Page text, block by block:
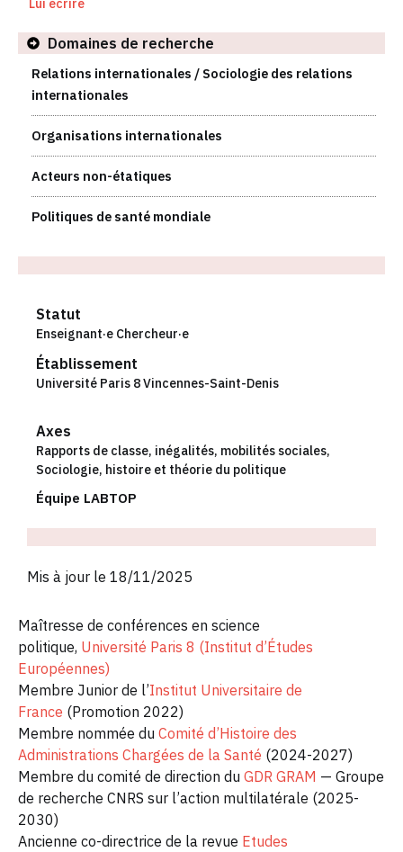
Maîtresse de conférences en science
politique, Université Paris 8 (Institut d’Études
Européennes)
Membre Junior de l’Institut Universitaire de
France (Promotion 2022)
Membre nommée du Comité d’Histoire des
Administrations Chargées de la Santé (2024-2027)
Membre du comité de direction du GDR GRAM — Groupe
de recherche CNRS sur l’action multilatérale (2025-
2030)
Ancienne co-directrice de la revue Etudes
Lui écrire
Domaines de recherche
Relations internationales / Sociologie des relations
internationales
Organisations internationales
Acteurs non-étatiques
Politiques de santé mondiale
Statut
Enseignant·e Chercheur·e
Établissement
Université Paris 8 Vincennes-Saint-Denis
Axes
Rapports de classe, inégalités, mobilités sociales,
Sociologie, histoire et théorie du politique
Équipe LABTOP
Mis à jour le 18/11/2025